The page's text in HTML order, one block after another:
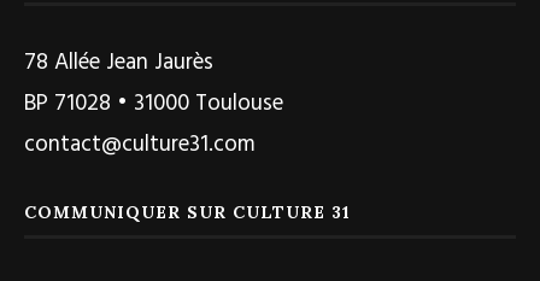
78 Allée Jean Jaurès
BP 71028 • 31000 Toulouse
contact@culture31.com
COMMUNIQUER SUR CULTURE 31